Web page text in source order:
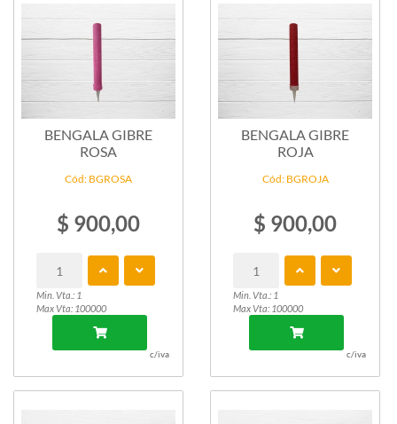
BENGALA GIBRE
ROSA
Cód: BGROSA
$ 900,00
Min. Vta.: 1
Max Vta: 100000
c/iva
BENGALA GIBRE
ROJA
Cód: BGROJA
$ 900,00
Min. Vta.: 1
Max Vta: 100000
c/iva